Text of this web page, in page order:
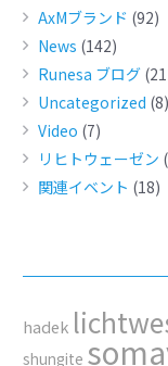
AxMブランド (92)
News (142)
Runesa ブログ
Uncategorized (8)
Video (7)
リヒトウェーゼン
関連イベント (18)
hadek
shungite